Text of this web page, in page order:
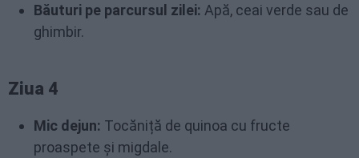
Băuturi pe parcursul zilei: Apă, ceai verde sau de
ghimbir.
Ziua 4
Mic dejun: Tocăniță de quinoa cu fructe
proaspete și migdale.